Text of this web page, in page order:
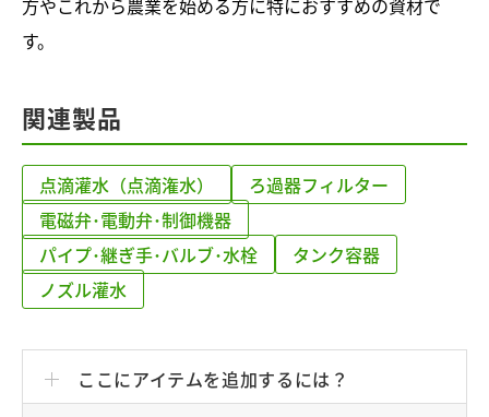
方やこれから農業を始める方に特におすすめの資材で
す。
関連製品
点滴灌水（点滴潅水）
ろ過器フィルター
電磁弁･電動弁･制御機器
パイプ･継ぎ手･バルブ･水栓
タンク容器
ノズル灌水
ここにアイテムを追加するには？